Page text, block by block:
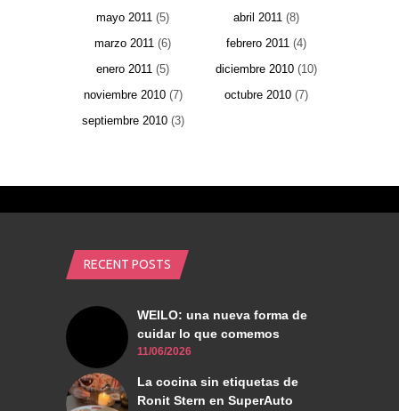
mayo 2011 (5) abril 2011 (8)
marzo 2011 (6) febrero 2011 (4)
enero 2011 (5) diciembre 2010 (10)
noviembre 2010(7) octubre 2010 (7)
septiembre 2010(3)
RECENT POSTS
WEILO: una nueva forma de
cuidar lo que comemos
11/06/2026
La cocina sin etiquetas de
Ronit Stern en SuperAuto